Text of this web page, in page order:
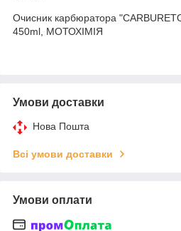
Очисник карбюратора
450ml, МОТОХІМІЯ
Умови доставки
Нова Пошта
Всі умови доставки
Умови оплати